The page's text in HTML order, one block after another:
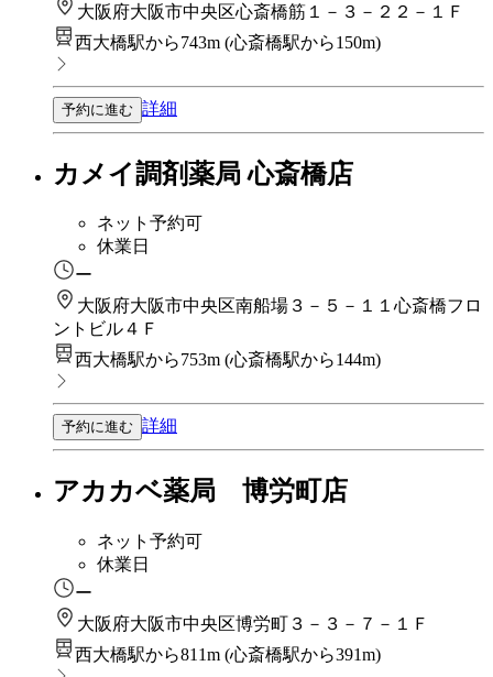
大阪府大阪市中央区心斎橋筋１－３－２２－１Ｆ
西大橋駅から743m (心斎橋駅から150m)
予約に進む 詳細
カメイ調剤薬局 心斎橋店
ネット予約可
休業日
ー
大阪府大阪市中央区南船場３－５－１１心斎橋フロ
ントビル４Ｆ
西大橋駅から753m (心斎橋駅から144m)
予約に進む 詳細
アカカベ薬局 博労町店
ネット予約可
休業日
ー
大阪府大阪市中央区博労町３－３－７－１Ｆ
西大橋駅から811m (心斎橋駅から391m)